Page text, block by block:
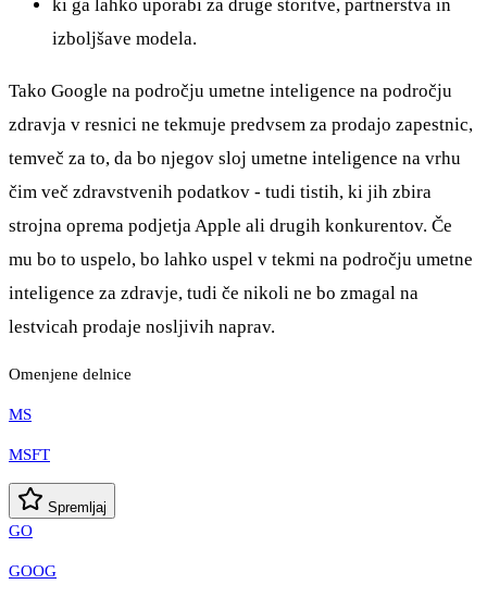
ki ga lahko uporabi za druge storitve, partnerstva in
izboljšave modela.
Tako Google na področju umetne inteligence na področju
zdravja v resnici ne tekmuje predvsem za prodajo zapestnic,
temveč za to, da bo njegov sloj umetne inteligence na vrhu
čim več zdravstvenih podatkov - tudi tistih, ki jih zbira
strojna oprema podjetja Apple ali drugih konkurentov. Če
mu bo to uspelo, bo lahko uspel v tekmi na področju umetne
inteligence za zdravje, tudi če nikoli ne bo zmagal na
lestvicah prodaje nosljivih naprav.
Omenjene delnice
MS
MSFT
Spremljaj
GO
GOOG